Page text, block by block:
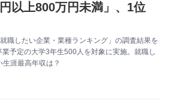
以上800万円未満」、1位
職したい企業・業種ランキング」の調査結果を
予定の大学3年生500人を対象に実施。就職し
涯最高年収は？